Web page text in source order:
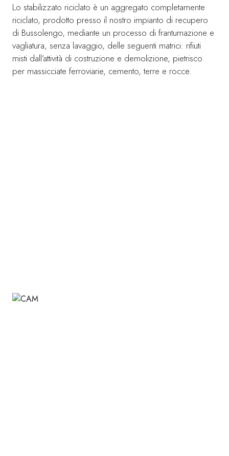
Lo stabilizzato riciclato è un aggregato completamente
riciclato, prodotto presso il nostro impianto di recupero
di Bussolengo, mediante un processo di frantumazione e
vagliatura, senza lavaggio, delle seguenti matrici: rifiuti
misti dall’attività di costruzione e demolizione, pietrisco
per massicciate ferroviarie, cemento, terre e rocce.